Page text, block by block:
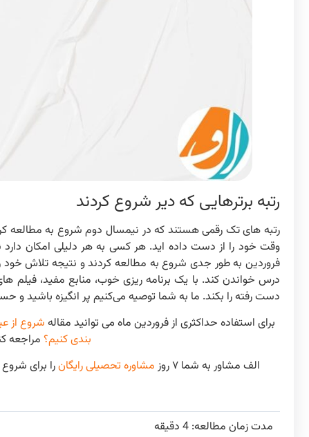
رتبه برترهایی که دیر شروع کردند
رتبه های تک رقمی هستند که در نیمسال دوم شروع به مطالعه
وقت خود را از دست داده اید. هر کسی به هر دلیلی امکان دارد
فروردین به طور جدی شروع به مطالعه کردند و نتیجه تلاش
درس خواندن کند. با یک برنامه ریزی خوب، منابع مفید، فیلم
دست رفته را بکند. ما به شما توصیه می‌کنیم پر انگیزه باشید و
برای استفاده حداکثری از فروردین ماه می توانید مقالهشروع از
بندی کنیم؟مراجعه
الف مشاور به شما ۷ روز
مشاوره تحصیلی رایگانرا برای
مدت زمان مطالعه: 4 دقیقه